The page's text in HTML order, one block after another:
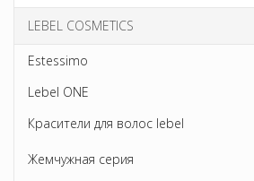
LEBEL COSMETICS
Estessimo
Lebel ONE
Красители для волос lebel
Жемчужная серия